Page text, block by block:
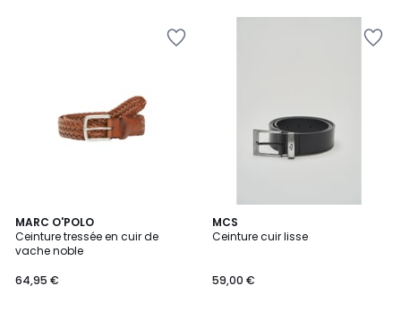
MARC O'POLO
Ceinture tressée en cuir de
vache noble
64,95 €
5
/
5
MCS
Ceinture cuir lisse
59,00 €
2
Couleurs